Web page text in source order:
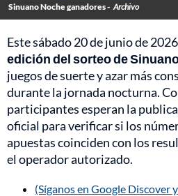
Sinuano Noche ganadores - Archivo
Este sábado 20 de junio de
edición del sorteo de
juegos de suerte y azar más
durante la jornada nocturna.
participantes esperan la
oficial para verificar si los
apuestas coinciden con los
el operador autorizado.
(Síganos en Google Discover